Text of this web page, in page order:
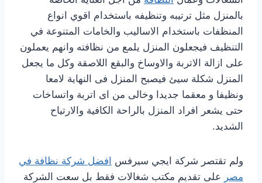
بالمنزل مثل ترتيبه وتنظيفه باستخدام اقوي انواع
المنظفات باستخدام الاساليب والخامات المتنوعة في
التنظيف فيجعلون المنزل يلمع من نظافته وانهم يعملون
على ازالة الاتربة والاوساخ والبقع اللاصقة وكل ما يجعل
المنزل شكلة سيئ فيصبح المنزل فى النهاية لامعا
ونظيفا و معقما جديدا وخالى من اى اتربة واتساخات
حتى يشعر افراد المنزل بالراحة الكافية والارتياح
الشديد.
ولم تقتصر شركة ايجي سيرفس افضل شركة نظافة في
مصر على تقديم مكتب شغالات فقط بل سعت الشركة